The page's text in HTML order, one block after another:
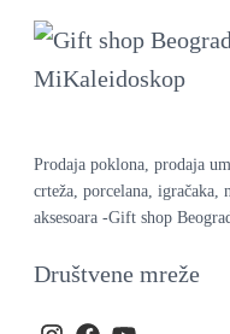
Prodaja poklona, prodaja
crteža, porcelana, igračaka,
aksesoara -Gift shop
Društvene mreže